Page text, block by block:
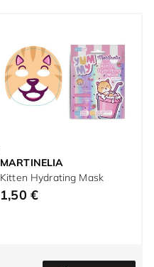
MARTINELIA
Kitten Hydrating Mask
1,50 €